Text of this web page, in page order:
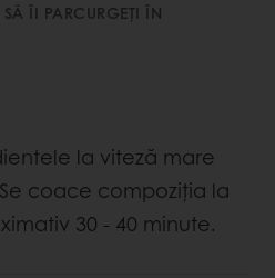
SĂ ÎI PARCURGEȚI ÎN
la viteză mare
coace compoziția la
30 - 40 minute.